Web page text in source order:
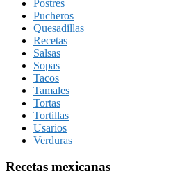
Postres
Pucheros
Quesadillas
Recetas
Salsas
Sopas
Tacos
Tamales
Tortas
Tortillas
Usarios
Verduras
Recetas mexicanas